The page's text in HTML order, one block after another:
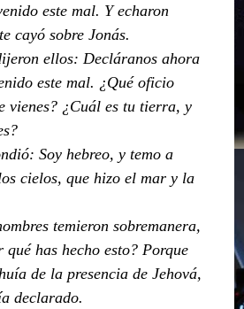
este mal. Y echaron
cayó sobre Jonás.
ellos: Decláranos ahora
este mal. ¿Qué oficio
vienes? ¿Cuál es tu tierra, y
Soy hebreo, y temo a
cielos, que hizo el mar y la
temieron sobremanera,
has hecho esto? Porque
de la presencia de Jehová,
declarado.